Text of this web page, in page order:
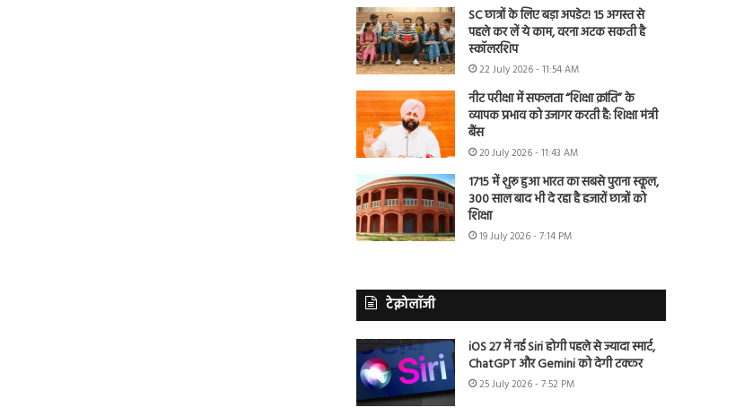
SC छात्रों के लिए बड़ा अपडेट! 15 अगस्त से
पहले कर लें ये काम, वरना अटक सकती है
स्कॉलरशिप
22 July 2026 - 11:54 AM
नीट परीक्षा में सफलता “शिक्षा क्रांति” के
व्यापक प्रभाव को उजागर करती है: शिक्षा मंत्री
बैंस
20 July 2026 - 11:43 AM
1715 में शुरू हुआ भारत का सबसे पुराना स्कूल,
300 साल बाद भी दे रहा है हजारों छात्रों को
शिक्षा
19 July 2026 - 7:14 PM
टेक्नोलॉजी
iOS 27 में नई Siri होगी पहले से ज्यादा स्मार्ट,
ChatGPT और Gemini को देगी टक्कर
25 July 2026 - 7:52 PM